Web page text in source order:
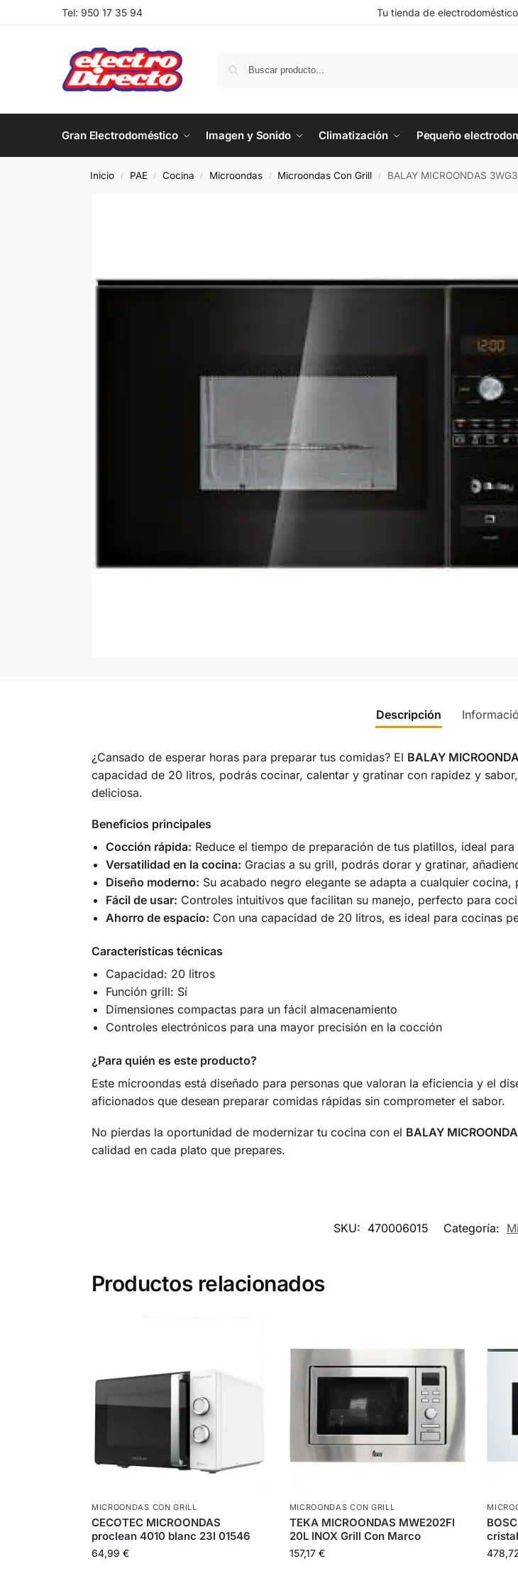
Tel: 950 17 35 94 Tu tienda de
Gran Electrodoméstico Imagen y Sonido Climatización Pequeño
Inicio / PAE / Cocina / Microondas / Microondas Con Grill / BALAY MICROONDAS
Descripción
¿Cansado de esperar horas para preparar tus comidas? El BALAY
capacidad de 20 litros, podrás cocinar, calentar y gratinar con rapidez y
deliciosa.
Beneficios principales
Cocción rápida: Reduce el tiempo de preparación de tus platillos, ideal
Versatilidad en la cocina: Gracias a su grill, podrás dorar y gratinar,
Diseño moderno: Su acabado negro elegante se adapta a cualquier
Fácil de usar: Controles intuitivos que facilitan su manejo, perfecto para
Ahorro de espacio: Con una capacidad de 20 litros, es ideal para cocinas
Características técnicas
Capacidad: 20 litros
Función grill: Sí
Dimensiones compactas para un fácil almacenamiento
Controles electrónicos para una mayor precisión en la cocción
¿Para quién es este producto?
Este microondas está diseñado para personas que valoran la eficiencia y el
aficionados que desean preparar comidas rápidas sin comprometer el sabor.
No pierdas la oportunidad de modernizar tu cocina con el BALAY
calidad en cada plato que prepares.
SKU: 470006015 Categoría:
Productos relacionados
MICROONDAS CON GRILL
CECOTEC MICROONDAS
proclean 4010 blanc 23l 01546
64,99 €
MICROONDAS CON GRILL
TEKA MICROONDAS MWE202FI
20L INOX Grill Con Marco
157,17 €